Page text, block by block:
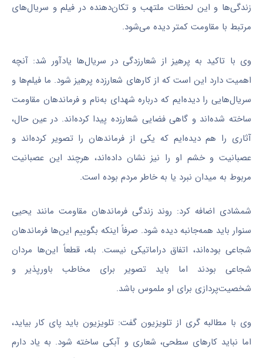
زندگی‌ها و این لحظات ملتهب و تکان‌دهنده در فیلم و سریال‌های
مرتبط با مقاومت کمتر دیده می‌شود.
وی با تاکید به پرهیز از شعارزدگی در سریال‌ها یادآور شد: آنچه
اهمیت دارد این است که از کارهای شعارزده پرهیز شود. ما فیلم‌ها و
سریال‌هایی را دیده‌ایم که درباره شهدای به‌نام و فرماندهان مقاومت
ساخته شده‌اند و گاهی فضایی شعارزده پیدا کرده‌اند. در عین حال،
آثاری را هم دیده‌ایم که یکی از فرماندهان را تصویر کرده‌اند و
عصبانیت و خشم او را نیز نشان داده‌اند، هرچند این عصبانیت
مربوط به میدان نبرد یا به خاطر مردم بوده است.
شمشادی اضافه کرد: روند زندگی فرماندهان مقاومت مانند یحیی
سنوار باید همه‌جانبه دیده شود. صرفاً اینکه بگوییم این‌ها فرماندهان
شجاعی بوده‌اند، اتفاق دراماتیکی نیست. بله، قطعاً این‌ها مردان
شجاعی بودند اما باید تصویر برای مخاطب باورپذیر و
شخصیت‌پردازی برای او ملموس باشد.
وی با مطالبه گری از تلویزیون گفت: تلویزیون باید پای کار بیاید،
اما نباید کارهای سطحی، شعاری و آبکی ساخته شود. به یاد دارم